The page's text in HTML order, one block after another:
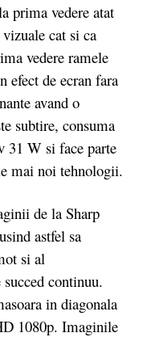
prima vedere atat
cat si ca
vedere ramele
efect de ecran fara
avand o
subtire, consuma
31 W si face parte
mai noi tehnologii.
de la Sharp
astfel sa
si al
continuu.
in diagonala
1080p. Imaginile